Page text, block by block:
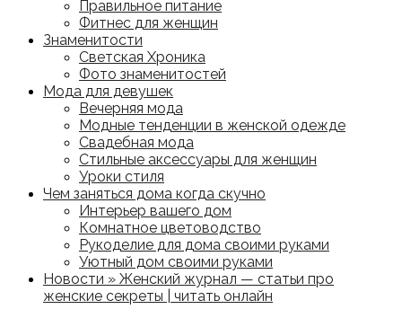
Правильное питание
Фитнес для женщин
Знаменитости
Светская Хроника
Фото знаменитостей
Мода для девушек
Вечерняя мода
Модные тенденции в женской одежде
Свадебная мода
Стильные аксессуары для женщин
Уроки стиля
Чем заняться дома когда скучно
Интерьер вашего дом
Комнатное цветоводство
Рукоделие для дома своими руками
Уютный дом своими руками
Новости » Женский журнал — статьи про
женские секреты | читать онлайн